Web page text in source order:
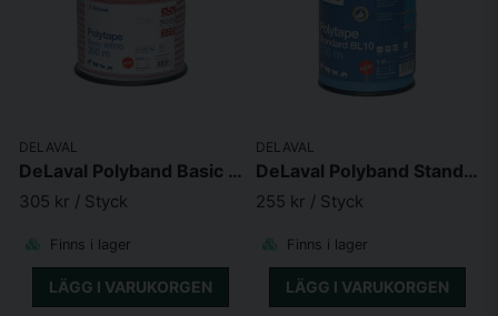
DELAVAL
DeLaval Polyband Basic WR20 300m
305 kr / Styck
Finns i lager
LÄGG I VARUKORGEN
DELAVAL
DeLaval Polyband Standard BL10 200m
255 kr / Styck
Finns i lager
LÄGG I VARUKORGEN